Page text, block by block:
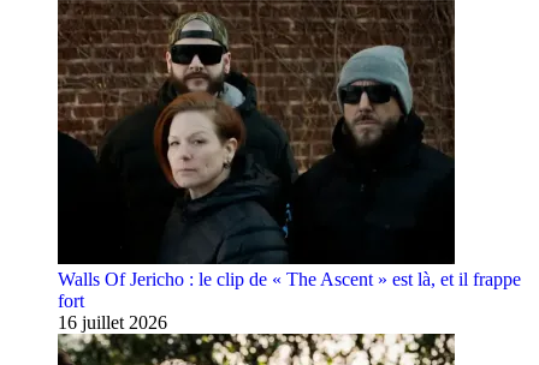
Walls Of Jericho : le clip de « The Ascent » est là, et il frappe
fort
16 juillet 2026